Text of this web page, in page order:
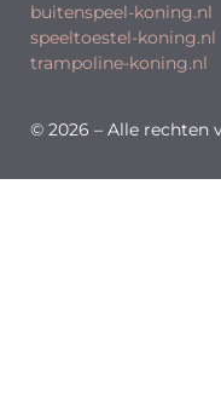
buitenspeel-koning.nl
speeltoestel-koning.nl
trampoline-koning.nl
© 2026 – Alle rechten